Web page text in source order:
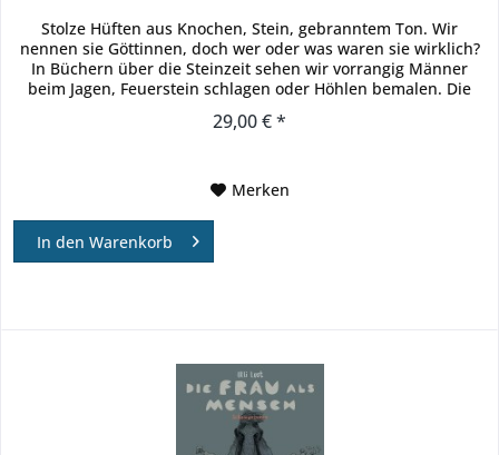
Stolze Hüften aus Knochen, Stein, gebranntem Ton. Wir
nennen sie Göttinnen, doch wer oder was waren sie wirklich?
In Büchern über die Steinzeit sehen wir vorrangig Männer
beim Jagen, Feuerstein schlagen oder Höhlen bemalen. Die
29,00 € *
Merken
In den Warenkorb